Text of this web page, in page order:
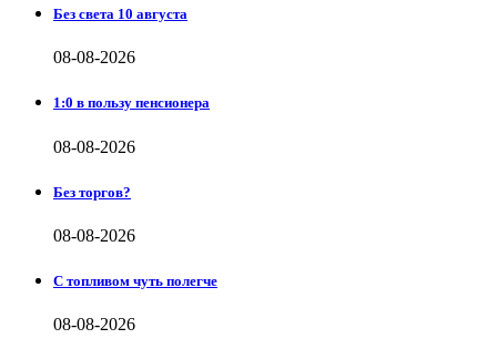
Без света 10 августа
08-08-2026
1:0 в пользу пенсионера
08-08-2026
Без торгов?
08-08-2026
С топливом чуть полегче
08-08-2026